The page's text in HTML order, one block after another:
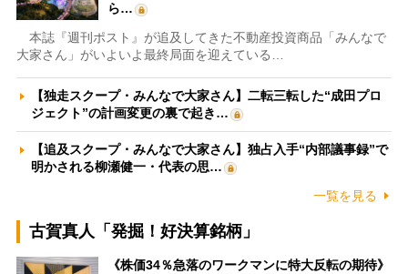
ら…
本誌『週刊ポスト』が追及してきた不動産投資商品「みんなで
大家さん」がいよいよ最終局面を迎えている…
【独走スクープ・みんなで大家さん】二転三転した“成田プロ
ジェクト”の計画変更の裏で起き…
【追及スクープ・みんなで大家さん】独占入手“内部議事録”で
明かされる柳瀬健一・代表の思…
一覧を見る
古賀真人「発掘！好決算銘柄」
《株価34％急落のワークマンに特大反転の期待》